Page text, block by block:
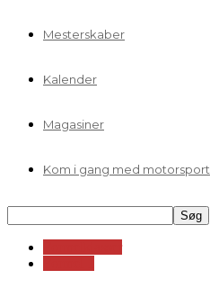
Mesterskaber
Kalender
Magasiner
Kom i gang med motorsport